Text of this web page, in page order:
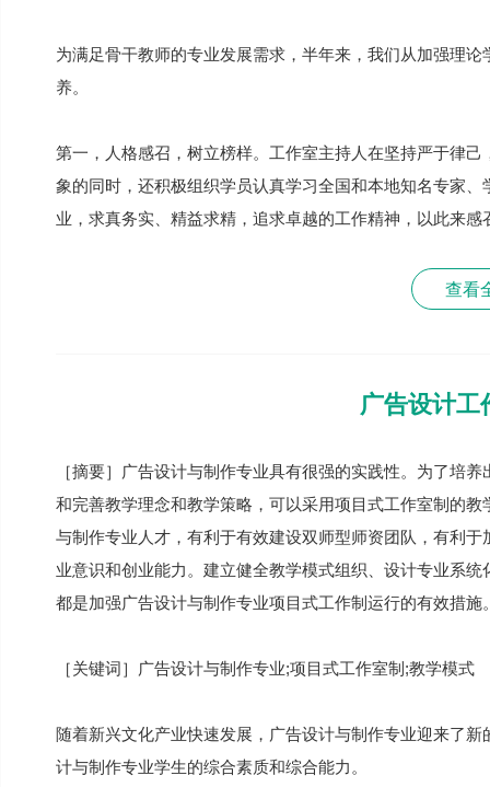
为满足骨干教师的专业发展需求，半年来，我们从加强理
养。
第一，人格感召，树立榜样。工作室主持人在坚持严于律
象的同时，还积极组织学员认真学习全国和本地知名专家
业，求真务实、精益求精，追求卓越的工作精神，以此来感
查看
广告设计工
［摘要］广告设计与制作专业具有很强的实践性。为了培
和完善教学理念和教学策略，可以采用项目式工作室制的
与制作专业人才，有利于有效建设双师型师资团队，有利
业意识和创业能力。建立健全教学模式组织、设计专业系
都是加强广告设计与制作专业项目式工作制运行的有效措施
［关键词］广告设计与制作专业;项目式工作室制;教学模式
随着新兴文化产业快速发展，广告设计与制作专业迎来了
计与制作专业学生的综合素质和综合能力。